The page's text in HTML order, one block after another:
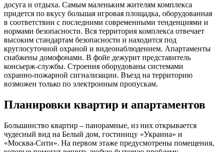
досуга и отдыха. Самым маленьким жителям комплекса
придется по вкусу большая игровая площадка, оборудованная
в соответствии с последними современными тенденциями и
нормами безопасности. Вся территория комплекса отвечает
высоким стандартам безопасности и находится под
круглосуточной охраной и видеонаблюдением. Апартаменты
снабжены домофонами. В фойе дежурит представитель
консьерж-службы. Строения оборудованы системами
охранно-пожарной сигнализации. Въезд на территорию
возможен только по электронным пропускам.
Планировки квартир и апартаментов
Большинство квартир – панорамные, из них открывается
чудесный вид на Белый дом, гостиницу «Украина» и
«Москва-Сити». На первом этаже предусмотрены помещения,